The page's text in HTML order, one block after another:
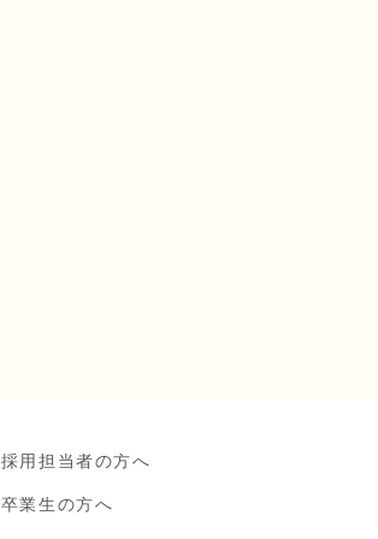
採用担当者の方へ
卒業生の方へ